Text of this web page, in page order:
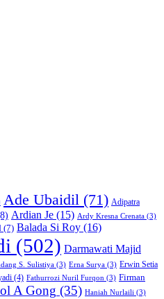
Ade Ubaidil (71) Adipatra
Ardian Je (15) Ardy Kresna Crenata (3)
(7) Balada Si Roy (16)
(502) Darmawati Majid
S. Sulistiya (3) Erna Surya (3) Erwin Setia
(4) Fathurrozi Nuril Furqon (3) Firman
A Gong (35) Haniah Nurlaili (3)